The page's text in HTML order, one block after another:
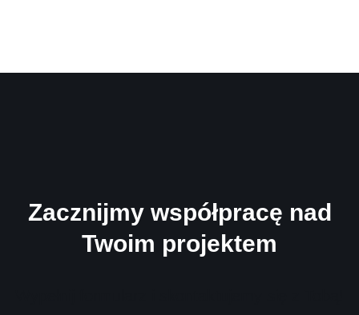
Zacznijmy współpracę nad
Twoim projektem